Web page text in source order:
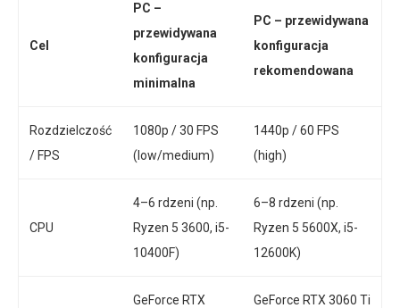
Cel
PC –
przewidywana
konfiguracja
minimalna
PC – przewidywana
konfiguracja
rekomendowana
Rozdzielczość
/ FPS
1080p / 30 FPS
(low/medium)
1440p / 60 FPS
(high)
CPU
4–6 rdzeni (np.
Ryzen 5 3600, i5-
10400F)
6–8 rdzeni (np.
Ryzen 5 5600X, i5-
12600K)
GeForce RTX
GeForce RTX 3060 Ti